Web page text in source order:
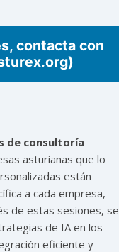
contacta con
de consultoría
asturianas que lo
están
a cada empresa,
de estas sesiones, se
de IA en los
eficiente y